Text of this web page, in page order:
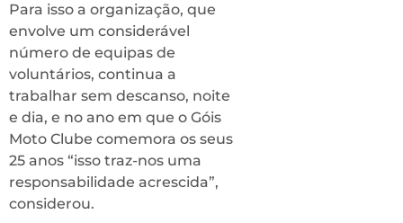
Para isso a organização, que
envolve um considerável
número de equipas de
voluntários, continua a
trabalhar sem descanso, noite
e dia, e no ano em que o Góis
Moto Clube comemora os seus
25 anos “isso traz-nos uma
responsabilidade acrescida”,
considerou.